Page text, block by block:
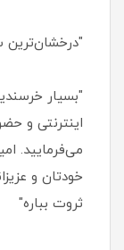
"درخشان‌ترین
"بسیار
اینترنتی و
می‌فرمایید.
خودتان و
ثروت بباره"